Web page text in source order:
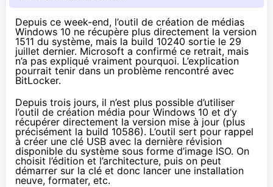
Depuis ce week-end, l’outil de création de médias
Windows 10 ne récupère plus directement la version
1511 du système, mais la build 10240 sortie le 29
juillet dernier. Microsoft a confirmé ce retrait, mais
n’a pas expliqué vraiment pourquoi. L’explication
pourrait tenir dans un problème rencontré avec
BitLocker.
Depuis trois jours, il n’est plus possible d’utiliser
l’outil de création média pour Windows 10 et d’y
récupérer directement la version mise à jour (plus
précisément la build 10586). L’outil sert pour rappel
à créer une clé USB avec la dernière révision
disponible du système sous forme d’image ISO. On
choisit l’édition et l’architecture, puis on peut
démarrer sur la clé et donc lancer une installation
neuve, formater, etc.